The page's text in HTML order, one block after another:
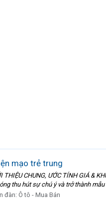
mạo trẻ trung
CHUNG, ƯỚC TÍNH GIÁ &
thu hút sự chú ý và trở thành
đàn:Ô tô - Mua Bán